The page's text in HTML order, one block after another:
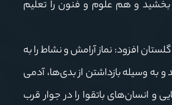
و هم علوم و فنون را تعلیم
افزود: نماز آرامش و نشاط را به
به ‌وسیله بازداشتن از بدی‌ها، آدمی
و انسان‌های باتقوا را در جوار قرب